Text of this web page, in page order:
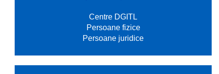
Centre DGITL
Persoane fizice
Persoane juridice